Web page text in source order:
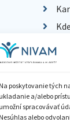
Na poskytovanie tých
ukladanie a/alebo
umožní spracovávať
Nesúhlas alebo